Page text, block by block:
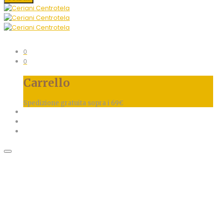
0
0
Carrello
Spedizione gratuita sopra i 69€